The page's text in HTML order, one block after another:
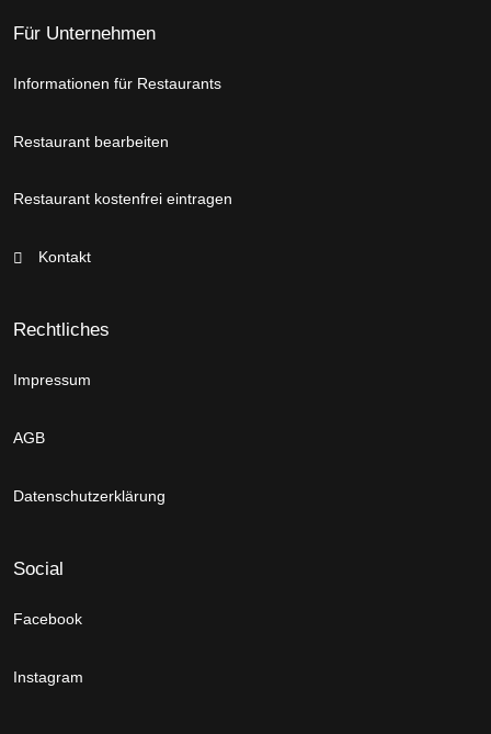
Für Unternehmen
Informationen für Restaurants
Restaurant bearbeiten
Restaurant kostenfrei eintragen
Kontakt
Rechtliches
Impressum
AGB
Datenschutzerklärung
Social
Facebook
Instagram